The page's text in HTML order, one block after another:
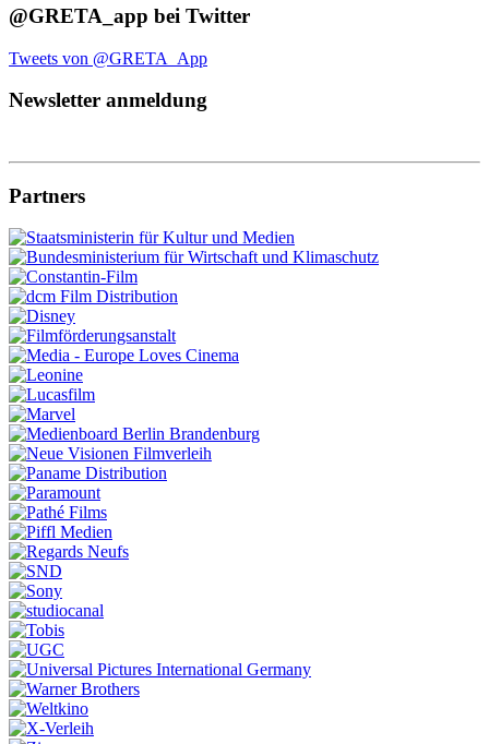
@GRETA_app bei Twitter
Tweets von @GRETA_App
Newsletter anmeldung
Partners